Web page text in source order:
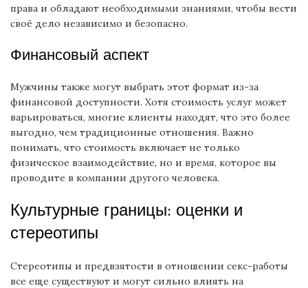
права и обладают необходимыми знаниями, чтобы вести
своё дело независимо и безопасно.
Финансовый аспект
Мужчины также могут выбрать этот формат из-за
финансовой доступности. Хотя стоимость услуг может
варьироваться, многие клиенты находят, что это более
выгодно, чем традиционные отношения. Важно
понимать, что стоимость включает не только
физическое взаимодействие, но и время, которое вы
проводите в компании другого человека.
Культурные границы: оценки и
стереотипы
Стереотипы и предвзятости в отношении секс-работы
все еще существуют и могут сильно влиять на